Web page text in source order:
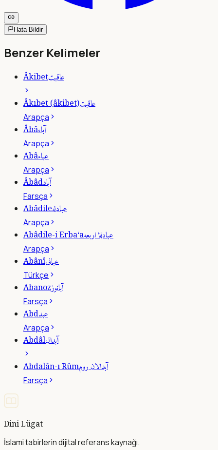
Hata Bildir
Benzer Kelimeler
Âkibetعاقبت
Âkıbet (âkibet)عاقبت
Arapça
Âbâآباء
Arapça
Abâعباء
Arapça
Âbâdآباد
Farsça
Abâdileعبادله
Arapça
Abâdile-i Erba‘aعبادلۀ اربعه
Arapça
Abânîعبانى
Türkçe
Abanozآبانوز
Farsça
Abdعبد
Arapça
Abdâlآبدال
Abdalân-ı Rûmآبدالان روم
Farsça
Dini Lügat
İslami tabirlerin dijital referans kaynağı.